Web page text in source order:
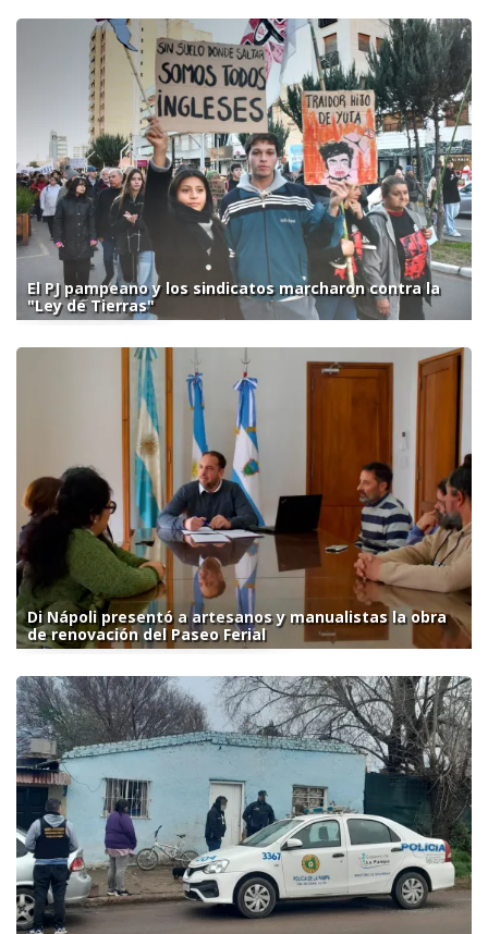
El PJ pampeano y los sindicatos marcharon contra la
"Ley de Tierras"
Di Nápoli presentó a artesanos y manualistas la obra
de renovación del Paseo Ferial